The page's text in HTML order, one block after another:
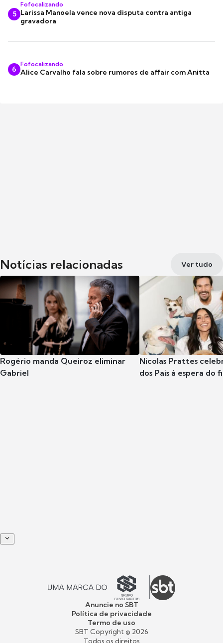
5
Fofocalizando
Larissa Manoela vence nova disputa contra antiga
gravadora
6
Fofocalizando
Alice Carvalho fala sobre rumores de affair com Anitta
Notícias relacionadas Ver tudo
Rogério manda Queiroz eliminar
Gabriel
Nicolas Prattes
dos Pais à espera do
Anuncie no SBT
Política de privacidade
Termo de uso
SBT Copyright © 2026